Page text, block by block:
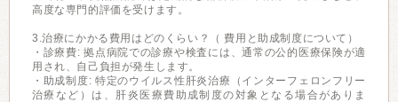
高度な専門的評価を受けます。
3.治療にかかる費用はどのくらい？（ 費用と助成制度について）
・診療費: 拠点病院での診療や検査には、通常の公的医療保険が適
用され、自己負担が発生します。
・助成制度: 特定のウイルス性肝炎治療（インターフェロンフリー
治療など）は、肝炎医療費助成制度の対象となる場合がありま